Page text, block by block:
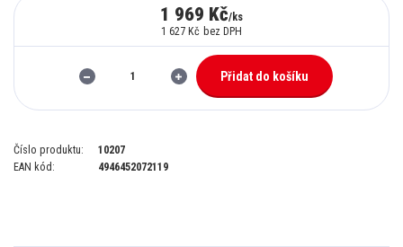
1 969 Kč/ks
1 627 Kč bez DPH
Přidat do košíku
Číslo produktu:
10207
EAN kód:
4946452072119